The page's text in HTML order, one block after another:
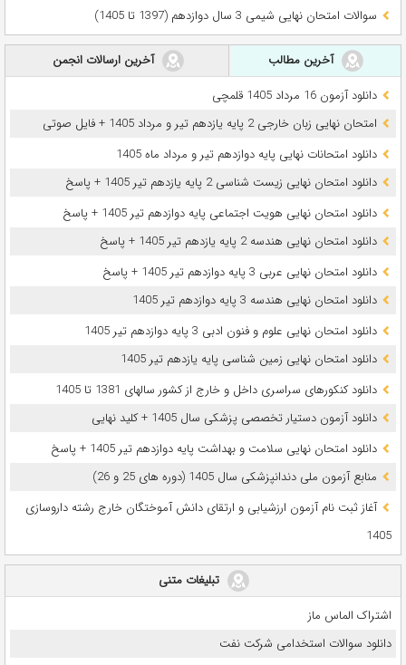
سوالات امتحان نهایی شیمی 3 سال دوازدهم (1397 تا 1405)
آخرین مطالب
آخرین ارسالات انجمن
دانلود آزمون 16 مرداد 1405 قلمچی
امتحان نهایی زبان خارجی 2 پایه یازدهم تیر و مرداد 1405 + فایل صوتی
دانلود امتحانات نهایی پایه دوازدهم تیر و مرداد ماه 1405
دانلود امتحان نهایی زیست شناسی 2 پایه یازدهم تیر 1405 + پاسخ
دانلود امتحان نهایی هویت اجتماعی پایه دوازدهم تیر 1405 + پاسخ
دانلود امتحان نهایی هندسه 2 پایه یازدهم تیر 1405 + پاسخ
دانلود امتحان نهایی عربی 3 پایه دوازدهم تیر 1405 + پاسخ
دانلود امتحان نهایی هندسه 3 پایه دوازدهم تیر 1405
دانلود امتحان نهایی علوم و فنون ادبی 3 پایه دوازدهم تیر 1405
دانلود امتحان نهایی زمین شناسی پایه یازدهم تیر 1405
دانلود کنکورهای سراسری داخل و خارج از کشور سالهای 1381 تا 1405
دانلود آزمون دستیار تخصصی پزشکی سال 1405 + کلید نهایی
دانلود امتحان نهایی سلامت و بهداشت پایه دوازدهم تیر 1405 + پاسخ
ﻣﻨﺎﺑﻊ آزﻣﻮن ﻣﻠﯽ دندانپزشکی سال 1405 (دوره های 25 و 26)
آغاز ثبت نام آزمون‌ ارزشیابی و ارتقای دانش آموختگان خارج رشته داروسازی
1405
تبلیغات متنی
اشتراک الماس ماز
دانلود سوالات استخدامی شرکت نفت